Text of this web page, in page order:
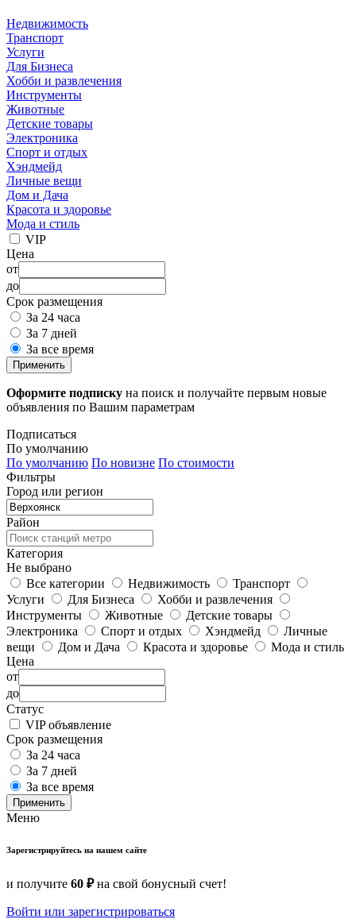
Недвижимость
Транспорт
Услуги
Для Бизнеса
Хобби и развлечения
Инструменты
Животные
Детские товары
Электроника
Спорт и отдых
Хэндмейд
Личные вещи
Дом и Дача
Красота и здоровье
Мода и стиль
VIP
Цена
от
до
Срок размещения
За 24 часа
За 7 дней
За все время
Применить
Оформите подписку на поиск и получайте первым новые
объявления по Вашим параметрам
Подписаться
По умолчанию
По умолчанию По новизне По стоимости
Фильтры
Город или регион
Район
Категория
Не выбрано
Все категории
Недвижимость
Транспорт
Услуги
Для Бизнеса
Хобби и развлечения
Инструменты
Животные
Детские товары
Электроника
Спорт и отдых Хэндмейд
Личные
вещи
Дом и Дача Красота и здоровье
Мода и стиль
Цена
от
до
Статус
VIP объявление
Срок размещения
За 24 часа
За 7 дней
За все время
Применить
Меню
Зарегистрируйтесь на нашем сайте
и получите 60 ₽на свой бонусный счет!
Войти или зарегистрироваться